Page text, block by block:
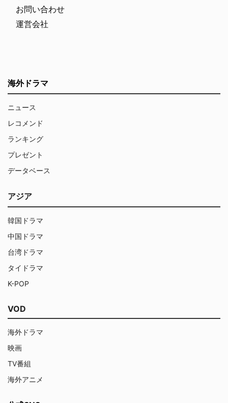
お問い合わせ
運営会社
海外ドラマ
ニュース
レコメンド
ランキング
プレゼント
データベース
アジア
韓国ドラマ
中国ドラマ
台湾ドラマ
タイドラマ
K-POP
VOD
海外ドラマ
映画
TV番組
海外アニメ